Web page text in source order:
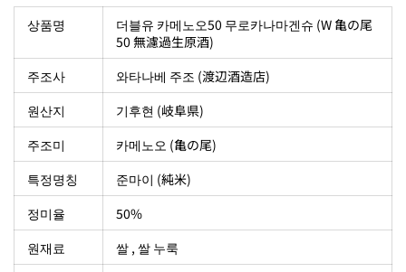
상품명
더블유 카메노오50 무로카나마겐슈 (W 亀の尾
50 無濾過生原酒)
주조사
와타나베 주조 (渡辺酒造店)
원산지
기후현 (岐阜県)
주조미
카메노오 (亀の尾)
특정명칭
준마이 (純米)
정미율
50%
원재료
쌀 , 쌀 누룩